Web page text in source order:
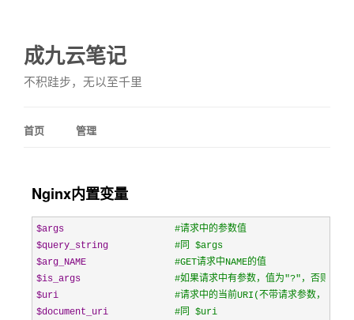
成九云笔记
不积跬步，无以至千里
首页 管理
Nginx内置变量
$args #请求中的参数值
$query_string
# 同 $args
$arg_NAME
#GET请求中NAME的值
$is_args
#如果请求中有参数，值为"?"，否则为空
$uri
#请求中的当前URI(不带请求参数，参
$document_uri
# 同 $uri